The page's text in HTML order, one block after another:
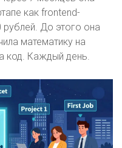
как frontend-
рублей. До этого она
математику на
код. Каждый день.